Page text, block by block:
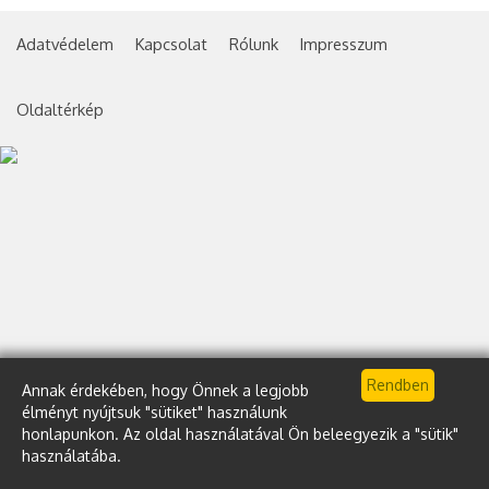
Annak érdekében, hogy Önnek a legjobb
élményt nyújtsuk "sütiket" használunk
honlapunkon. Az oldal használatával Ön beleegyezik a "sütik"
használatába.
Adatvédelem Kapcsolat Rólunk Impresszum
Oldaltérkép